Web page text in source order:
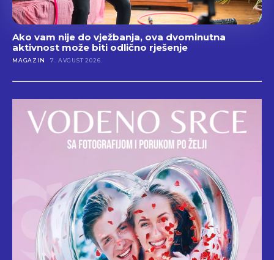
Ako vam nije do vježbanja, ova dvominutna
aktivnost može biti odlično rješenje
MAGAZIN 7. AVGUST 2026.